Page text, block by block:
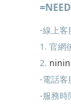
-線上客
1. 官網
2.
-電話客
-服務時